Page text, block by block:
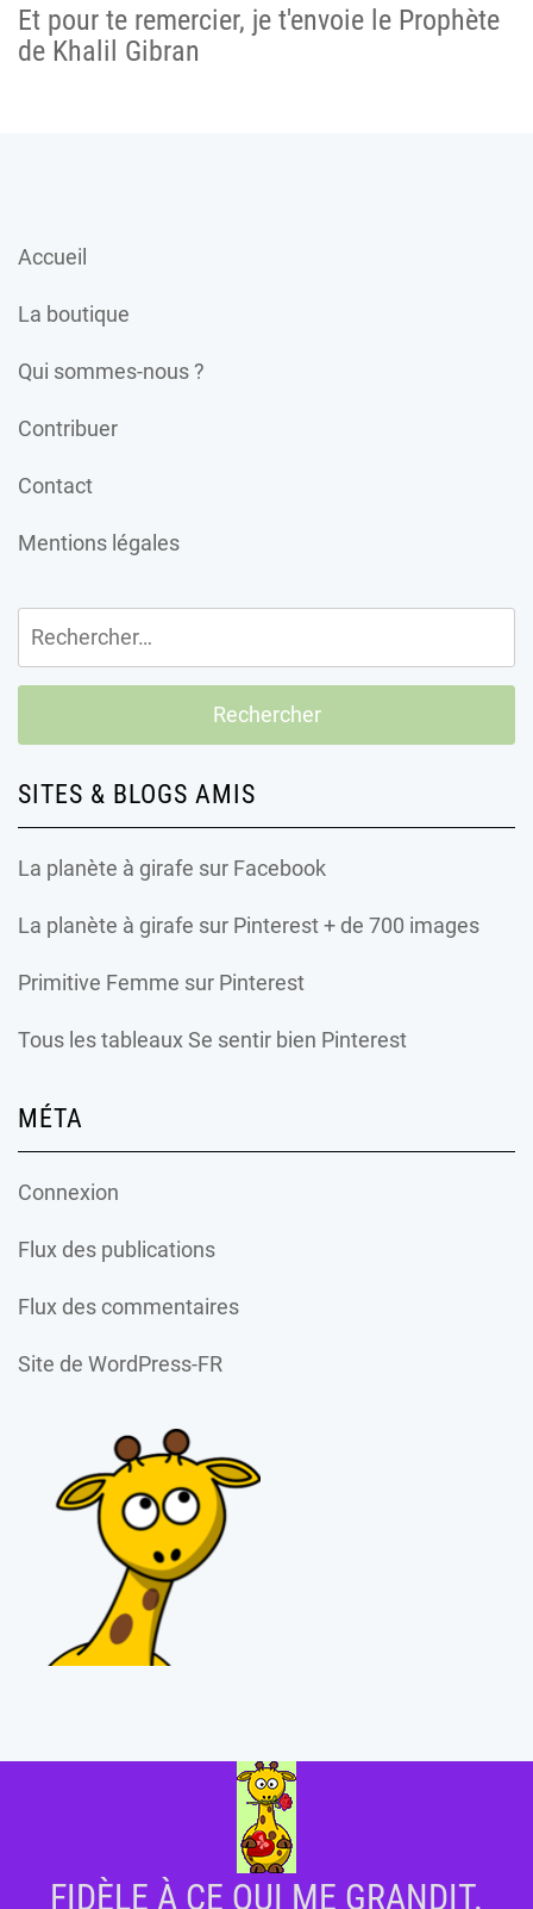
Et pour te remercier, je t'envoie le Prophète
de Khalil Gibran
Accueil
La boutique
Qui sommes-nous ?
Contribuer
Contact
Mentions légales
Rechercher :
SITES & BLOGS AMIS
La planète à girafe sur Facebook
La planète à girafe sur Pinterest + de 700 images
Primitive Femme sur Pinterest
Tous les tableaux Se sentir bien Pinterest
MÉTA
Connexion
Flux des publications
Flux des commentaires
Site de WordPress-FR
FIDÈLE À CE QUI ME GRANDIT.